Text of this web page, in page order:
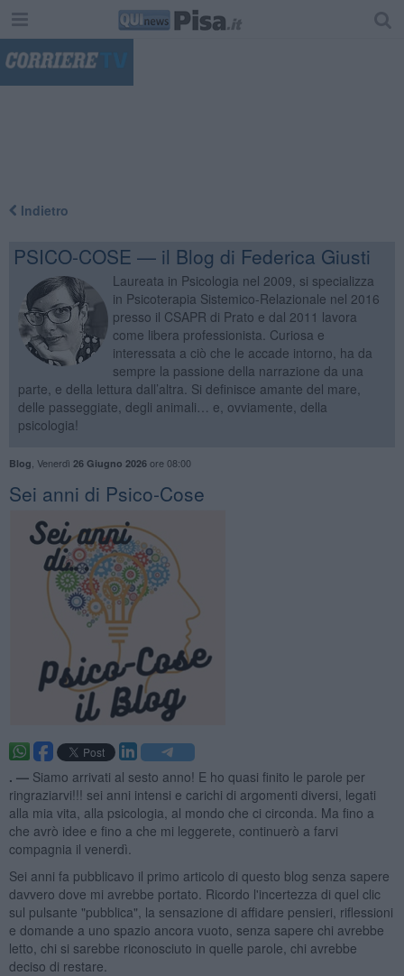
Indietro
PSICO-COSE — il Blog di Federica Giusti
Laureata in Psicologia nel 2009, si specializza
in Psicoterapia Sistemico-Relazionale nel 2016
presso il CSAPR di Prato e dal 2011 lavora
come libera professionista. Curiosa e
interessata a ciò che le accade intorno, ha da
sempre la passione della narrazione da una
parte, e della lettura dall’altra. Si definisce amante del mare,
delle passeggiate, degli animali… e, ovviamente, della
psicologia!
Blog Venerdì 26 Giugno 2026ore 08:00
Sei anni di Psico-Cose
. — Siamo arrivati al sesto anno! E ho quasi finito le parole per
ringraziarvi!!! sei anni intensi e carichi di argomenti diversi, legati
alla mia vita, alla psicologia, al mondo che ci circonda. Ma fino a
che avrò idee e fino a che mi leggerete, continuerò a farvi
compagnia il venerdì.
Sei anni fa pubblicavo il primo articolo di questo blog senza sapere
davvero dove mi avrebbe portato. Ricordo l'incertezza di quel clic
sul pulsante "pubblica", la sensazione di affidare pensieri, riflessioni
e domande a uno spazio ancora vuoto, senza sapere chi avrebbe
letto, chi si sarebbe riconosciuto in quelle parole, chi avrebbe
deciso di restare.